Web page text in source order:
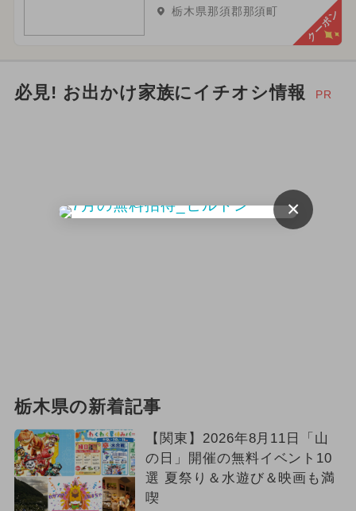
2025年5月のイベント
栃木県那須郡那須町 クーポン
必見! お出かけ家族にイチオシ情報 PR
栃木県の新着記事
【関東】2026年8月11日「山
の日」開催の無料イベント10
選 夏祭り＆水遊び＆映画も満
喫
×